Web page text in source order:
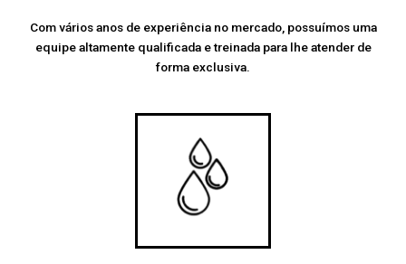
Com vários anos de experiência no mercado, possuímos uma
equipe altamente qualificada e treinada para lhe atender de
forma exclusiva.